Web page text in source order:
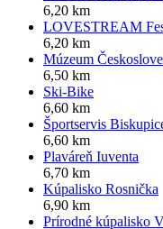
6,20 km
LOVESTREAM
6,20 km
Múzeum
6,50 km
Ski-Bike
6,60 km
Športservis
6,60 km
Plaváreň Iuventa
6,70 km
Kúpalisko Rosnička
6,90 km
Prírodné kúpalisko